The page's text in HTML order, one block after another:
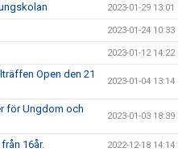
2023-01-29 13:01
2023-01-24 10:33
2023-01-12 14:22
Open den 21
2023-01-04 13:14
för Ungdom och
2023-01-03 18:39
16år. 2022-12-18 14:14